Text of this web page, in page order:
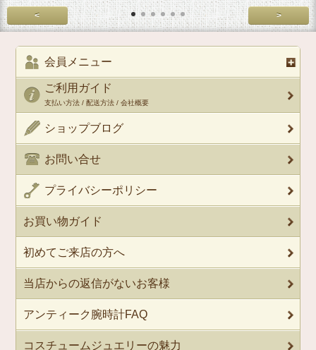
< >
会員メニュー
ご利用ガイド
支払い方法 / 配送方法 / 会社概要
ショップブログ
お問い合せ
プライバシーポリシー
お買い物ガイド
初めてご来店の方へ
当店からの返信がないお客様
アンティーク腕時計FAQ
コスチュームジュエリーの魅力